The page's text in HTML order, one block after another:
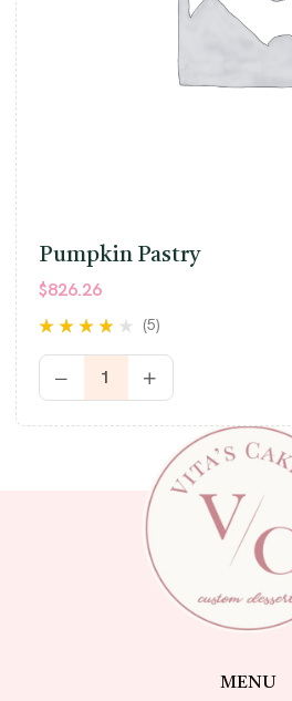
Pumpkin Pastry
$826.26
out of 5
(5)
MENU